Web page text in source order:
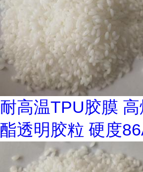
耐高温TPU胶膜
酯透明胶粒 硬度